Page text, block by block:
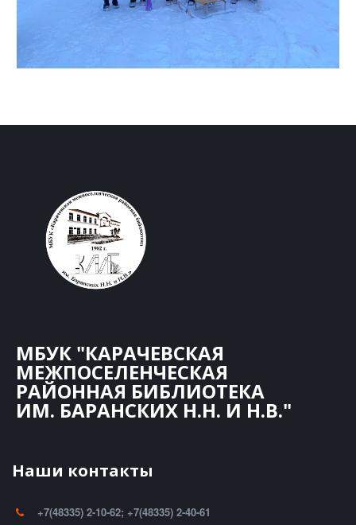
МБУК "КАРАЧЕВСКАЯ
МЕЖПОСЕЛЕНЧЕСКАЯ
РАЙОННАЯ БИБЛИОТЕКА
ИМ. БАРАНСКИХ Н.Н. И Н.В."
Наши контакты
+7(48335) 2-10-62; +7(48335) 2-40-61